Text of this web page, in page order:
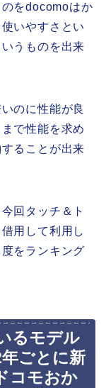
をdocomoはか
いやすさとい
うものを出来
のに性能が良
で性能を求め
ることが出来
回タッチ＆ト
用して利用し
をランキング
るモデル
ごとに新
コモおか